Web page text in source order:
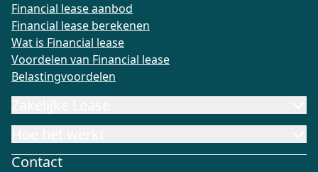
Financial lease aanbod
Financial lease berekenen
Wat is Financial lease
Voordelen van Financial lease
Belastingvoordelen
Contact